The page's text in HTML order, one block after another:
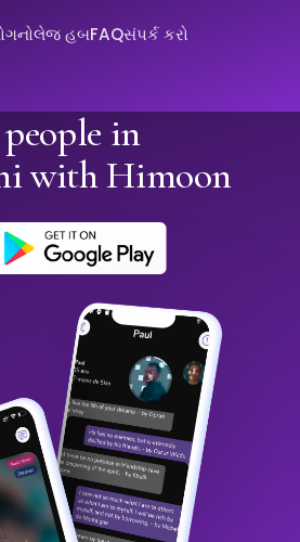
નોલેજ હબFAQસંપર્ક કરો
in
with Himoon